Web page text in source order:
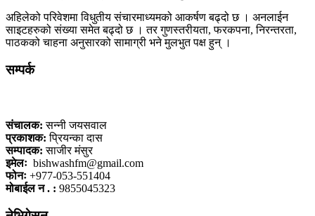
अहिलेको परिवेशमा विधुतीय संचारमाध्यमको आकर्षण बढ्दो छ । अनलाईन
साइटहरुको संख्या समेत बढ्दो छ । तर गुणस्तरीयता, फरकपना, निरन्तरता,
पाठकको चाहना अनुसारको सामाग्री भने मुलभुत पक्ष हुन् ।
सम्पर्क
संचालक: सन्नी जयसवाल
प्रकाशक: प्रियन्का दास
सम्पादक: साजीर मंसुर
इमेलः bishwashfm@gmail.com
फोनः +977-053-551404
मोबाईल न . : 9855045323